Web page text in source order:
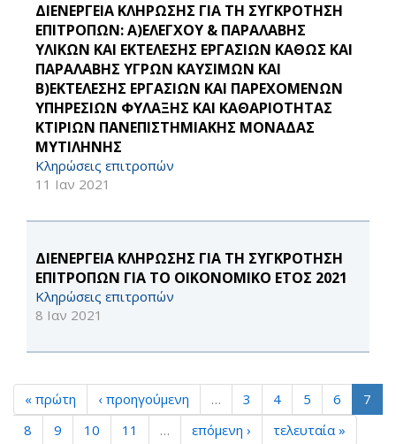
ΔΙΕΝΕΡΓΕΙΑ ΚΛΗΡΩΣΗΣ ΓΙΑ ΤΗ ΣΥΓΚΡΟΤΗΣΗ
ΕΠΙΤΡΟΠΩΝ: Α)ΕΛΕΓΧΟΥ & ΠΑΡΑΛΑΒΗΣ
ΥΛΙΚΩΝ ΚΑΙ ΕΚΤΕΛΕΣΗΣ ΕΡΓΑΣΙΩΝ ΚΑΘΩΣ ΚΑΙ
ΠΑΡΑΛΑΒΗΣ ΥΓΡΩΝ ΚΑΥΣΙΜΩΝ ΚΑΙ
Β)ΕΚΤΕΛΕΣΗΣ ΕΡΓΑΣΙΩΝ ΚΑΙ ΠΑΡΕΧΟΜΕΝΩΝ
ΥΠΗΡΕΣΙΩΝ ΦΥΛΑΞΗΣ ΚΑΙ ΚΑΘΑΡΙΟΤΗΤΑΣ
ΚΤΙΡΙΩΝ ΠΑΝΕΠΙΣΤΗΜΙΑΚΗΣ ΜΟΝΑΔΑΣ
ΜΥΤΙΛΗΝΗΣ
Κληρώσεις επιτροπών
11 Ιαν 2021
ΔΙΕΝΕΡΓΕΙΑ ΚΛΗΡΩΣΗΣ ΓΙΑ ΤΗ ΣΥΓΚΡΟΤΗΣΗ
ΕΠΙΤΡΟΠΩΝ ΓΙΑ ΤΟ ΟΙΚΟΝΟΜΙΚΟ ΕΤΟΣ 2021
Κληρώσεις επιτροπών
8 Ιαν 2021
« πρώτη ‹ προηγούμενη … 3 4 5 6
7
8
9 10 11 … επόμενη › τελευταία »